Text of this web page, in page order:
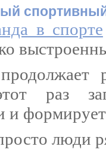
в спорте
продолжает
раз
люди